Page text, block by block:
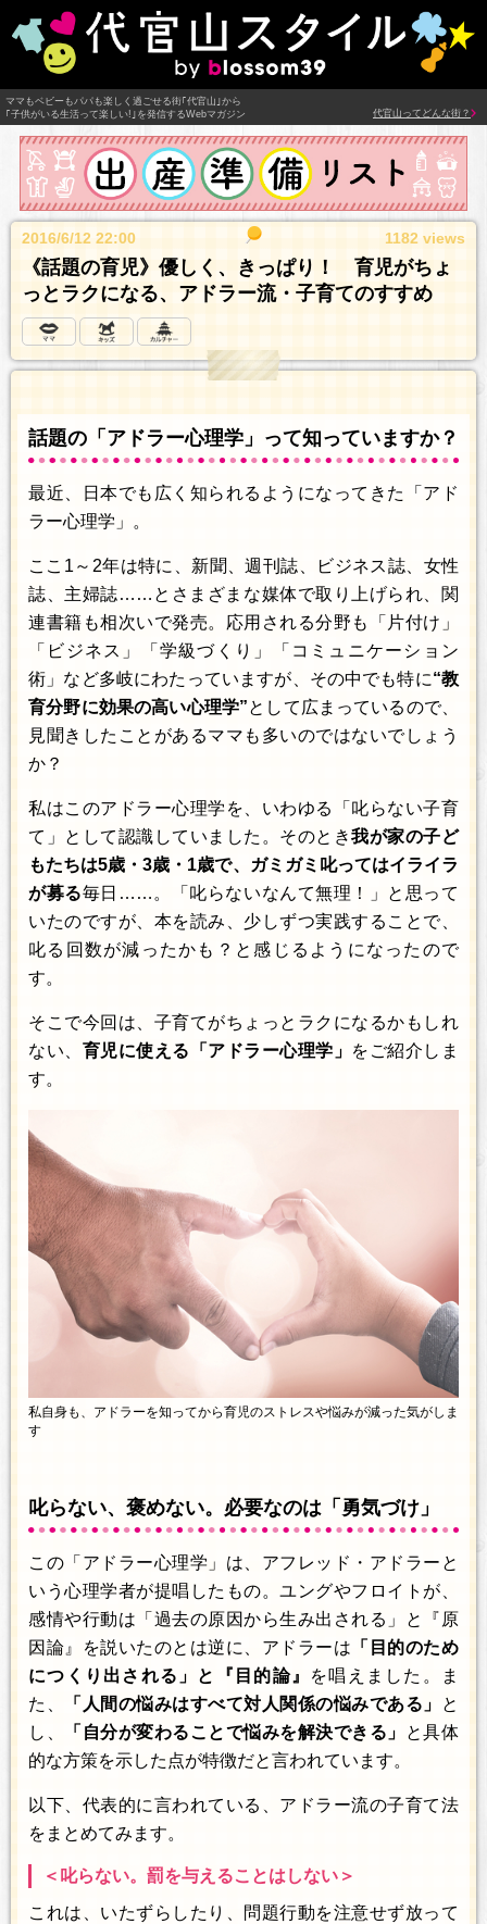
ママもベビーもパパも楽しく過ごせる街｢代官山｣から
｢子供がいる生活って楽しい!｣を発信するWebマガジン
代官山ってどんな街？
2016/6/12 22:00 1182 views
《話題の育児》優しく、きっぱり！ 育児がちょ
っとラクになる、アドラー流・子育てのすすめ
話題の「アドラー心理学」って知っていますか？
最近、日本でも広く知られるようになってきた「アド
ラー心理学」。
ここ1～2年は特に、新聞、週刊誌、ビジネス誌、女性
誌、主婦誌……とさまざまな媒体で取り上げられ、関
連書籍も相次いで発売。応用される分野も「片付け」
「ビジネス」「学級づくり」「コミュニケーション
術」など多岐にわたっていますが、その中でも特に“教
育分野に効果の高い心理学”として広まっているので、
見聞きしたことがあるママも多いのではないでしょう
か？
私はこのアドラー心理学を、いわゆる「叱らない子育
て」として認識していました。そのとき我が家の子ど
もたちは5歳・3歳・1歳で、ガミガミ叱ってはイライラ
が募る毎日……。「叱らないなんて無理！」と思って
いたのですが、本を読み、少しずつ実践することで、
叱る回数が減ったかも？と感じるようになったので
す。
そこで今回は、子育てがちょっとラクになるかもしれ
ない、 育児に使える「アドラー心理学」 をご紹介しま
す。
私自身も、アドラーを知ってから育児のストレスや悩みが減った気がしま
す
叱らない、褒めない。必要なのは「勇気づけ」
この「アドラー心理学」は、アフレッド・アドラーと
いう心理学者が提唱したもの。ユングやフロイトが、
感情や行動は「過去の原因から生み出される」と『原
因論』を説いたのとは逆に、アドラーは 「目的のため
につくり出される」と『目的論』
を唱えました。ま
た、
「人間の悩みはすべて対人関係の悩みである」
と
し、
「自分が変わることで悩みを解決できる」
と具体
的な方策を示した点が特徴だと言われています。
以下、代表的に言われている、アドラー流の子育て法
をまとめてみます。
＜叱らない。罰を与えることはしない＞
これは、いたずらしたり、問題行動を注意せず放って